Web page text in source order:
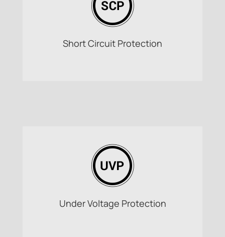
Short Circuit Protection
Under Voltage Protection